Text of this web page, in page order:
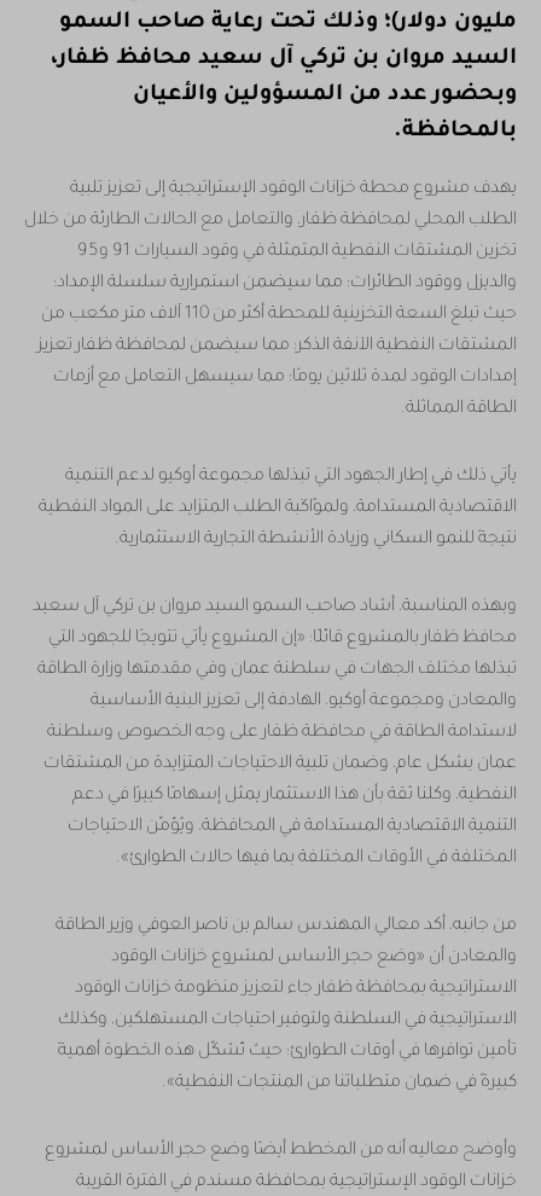
مليون دولار)؛ وذلك تحت رعاية صاحب السمو
السيد مروان بن تركي آل سعيد محافظ ظفار،
وبحضور عدد من المسؤولين والأعيان
بالمحافظة.
يهدف مشروع محطة خزانات الوقود الإستراتيجية إلى تعزيز تلبية
الطلب المحلي لمحافظة ظفار، والتعامل مع الحالات الطارئة من خلال
تخزين المشتقات النفطية المتمثلة في وقود السيارات 91 و95
والديزل ووقود الطائرات؛ مما سيضمن استمرارية سلسلة الإمداد؛
حيث تبلغ السعة التخزينية للمحطة أكثر من 110 آلاف متر مكعب من
المشتقات النفطية الآنفة الذكر؛ مما سيضمن لمحافظة ظفار تعزيز
إمدادات الوقود لمدة ثلاثين يومًا؛ مما سيسهل التعامل مع أزمات
الطاقة المماثلة.
يأتي ذلك في إطار الجهود التي تبذلها مجموعة أوكيو لدعم التنمية
الاقتصادية المستدامة، ولموُاكَبة الطلب المتزايد على المواد النفطية
نتيجةً للنمو السكاني وزيادة الأنشطة التجارية الاستثمارية.
وبهذه المناسبة، أشاد صاحب السمو السيد مروان بن تركي آل سعيد
محافظ ظفار بالمشروع قائلًا: «إن المشروع يأتي تتويجًا للجهود التي
تبذلها مختلف الجهات في سلطنة عمان وفي مقدمتها وزارة الطاقة
والمعادن ومجموعة أوكيو، الهادفة إلى تعزيز البنية الأساسية
لاستدامة الطاقة في محافظة ظفار على وجه الخصوص وسلطنة
عمان بشكل عام، وضمان تلبية الاحتياجات المتزايدة من المشتقات
النفطية، وكلنا ثقة بأن هذا الاستثمار يمثل إسهامًا كبيرًا في دعم
التنمية الاقتصادية المستدامة في المحافظة، ويُؤمِّن الاحتياجات
المختلفة في الأوقات المختلفة بما فيها حالات الطوارئ».
من جانبه، أكد معالي المهندس سالم بن ناصر العوفي وزير الطاقة
والمعادن أن «وضع حجر الأساس لمشروع خزانات الوقود
الاستراتيجية بمحافظة ظفار جاء لتعزيز منظومة خزانات الوقود
الاستراتيجية في السلطنة ولتوفير احتياجات المستهلكين، وكذلك
تأمين توافرها في أوقات الطوارئ؛ حيث تُشكِّل هذه الخطوة أهميةً
كبيرةً في ضمان متطلباتنا من المنتجات النفطية».
وأوضح معاليه أنه من المخطط أيضًا وضع حجر الأساس لمشروع
خزانات الوقود الإستراتيجية بمحافظة مسندم في الفترة القريبة